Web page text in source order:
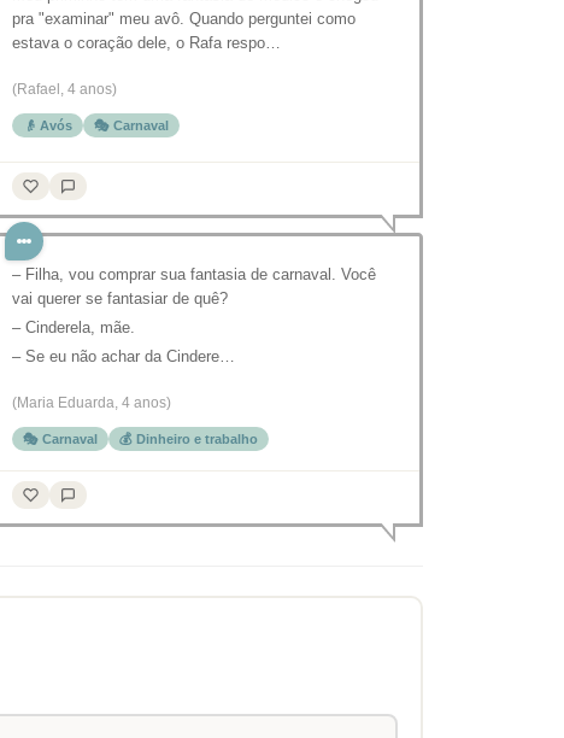
pra "examinar" meu avô. Quando perguntei como
estava o coração dele, o Rafa respo…
(Rafael, 4 anos)
👴 Avós 🎭 Carnaval
– Filha, vou comprar sua fantasia de carnaval. Você
vai querer se fantasiar de quê?
– Cinderela, mãe.
– Se eu não achar da Cindere…
(Maria Eduarda, 4 anos)
🎭 Carnaval 💰 Dinheiro e trabalho